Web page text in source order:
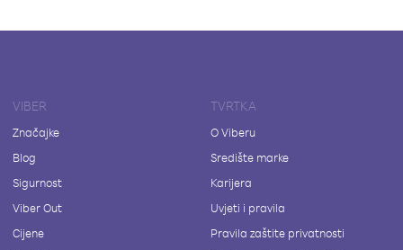
VIBER
Značajke
Blog
Sigurnost
Viber Out
Cijene
TVRTKA
O Viberu
Središte marke
Karijera
Uvjeti i pravila
Pravila zaštite privatnosti